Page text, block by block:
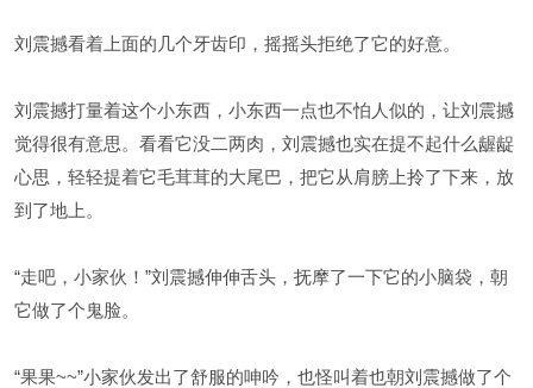
刘震撼看着上面的几个牙齿印，摇摇头拒绝了它的好意。
刘震撼打量着这个小东西，小东西一点也不怕人似的，让刘震撼
觉得很有意思。看看它没二两肉，刘震撼也实在提不起什么龌龊
心思，轻轻提着它毛茸茸的大尾巴，把它从肩膀上拎了下来，放
到了地上。
“走吧，小家伙！”刘震撼伸伸舌头，抚摩了一下它的小脑袋，朝
它做了个鬼脸。
“果果~~”小家伙发出了舒服的呻吟，也怪叫着也朝刘震撼做了个